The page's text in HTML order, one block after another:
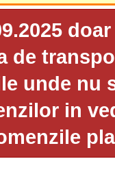
de
unde nu
in